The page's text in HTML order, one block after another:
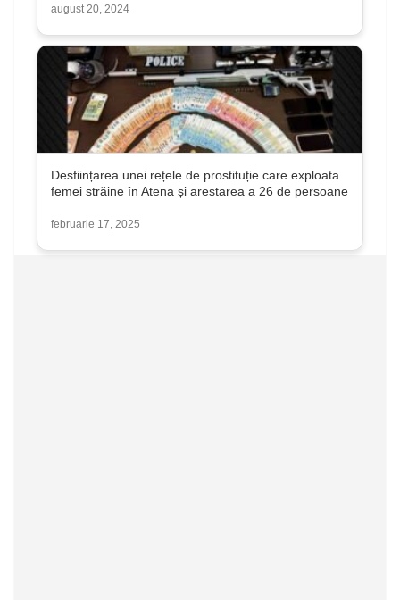
august 20, 2024
Desființarea unei rețele de prostituție care exploata
femei străine în Atena și arestarea a 26 de persoane
februarie 17, 2025